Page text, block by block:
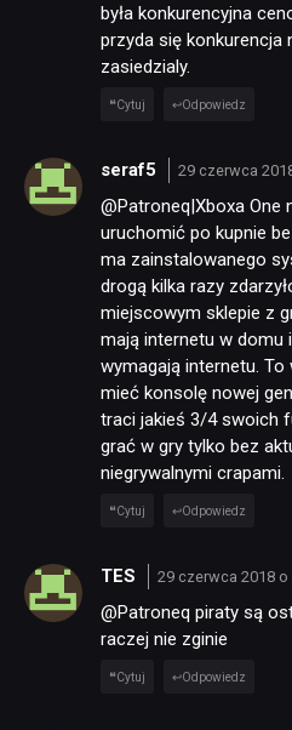
NEWSY
KULTURA
była konkurencyjna
przyda się konkurencja
zasiedzialy.
Cytuj Odpowiedz
seraf5 29 czerwca
@Patroneq|Xboxa One
uruchomić po kupnie
ma zainstalowanego
drogą kilka razy
miejscowym sklepie z
mają internetu w domu
wymagają internetu.
mieć konsolę nowej
traci jakieś 3/4 swoich
grać w gry tylko bez
niegrywalnymi crapami.
Cytuj Odpowiedz
TES 29 czerwca 2018 o
@Patroneq piraty są
raczej nie zginie
Cytuj Odpowiedz